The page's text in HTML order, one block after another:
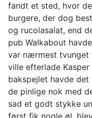
fandt et sted, hvor
burgere, der dog
og rucolasalat, end
pub Walkabout
var nærmest tvunget
ville efterlade
bakspejlet havde
de pinlige nok med
sad et godt stykke